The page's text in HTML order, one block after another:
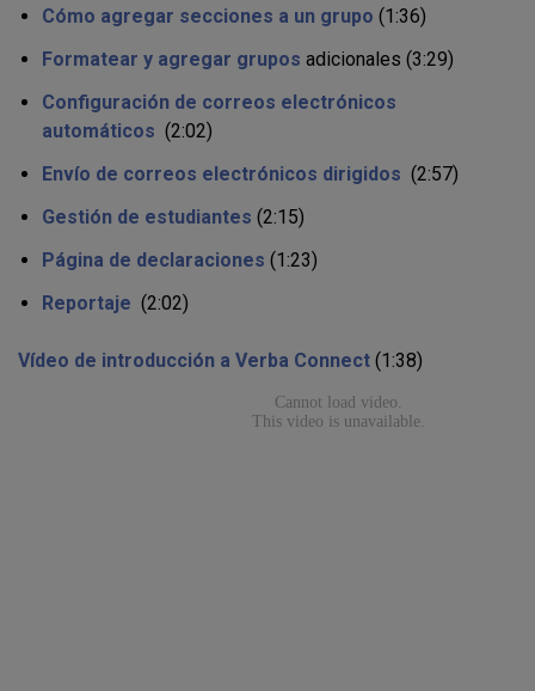
Cómo agregar secciones a un grupo (1:36)
Formatear y agregar grupos adicionales (3:29)
Configuración de correos electrónicos
automáticos (2:02)
Envío de correos electrónicos dirigidos (2:57)
Gestión de estudiantes (2:15)
Página de declaraciones (1:23)
Reportaje (2:02)
Vídeo de introducción a Verba Connect (1:38)